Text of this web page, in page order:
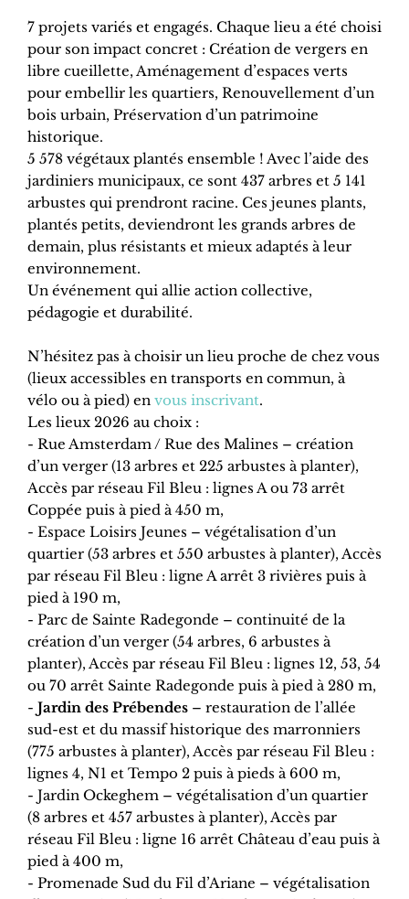
7 projets variés et engagés. Chaque lieu a été choisi
pour son impact concret : Création de vergers en
libre cueillette, Aménagement d’espaces verts
pour embellir les quartiers, Renouvellement d’un
bois urbain, Préservation d’un patrimoine
historique.
5 578 végétaux plantés ensemble ! Avec l’aide des
jardiniers municipaux, ce sont 437 arbres et 5 141
arbustes qui prendront racine. Ces jeunes plants,
plantés petits, deviendront les grands arbres de
demain, plus résistants et mieux adaptés à leur
environnement.
Un événement qui allie action collective,
pédagogie et durabilité.
N’hésitez pas à choisir un lieu proche de chez vous
(lieux accessibles en transports en commun, à
vélo ou à pied) en vous inscrivant.
Les lieux 2026 au choix :
- Rue Amsterdam / Rue des Malines – création
d’un verger (13 arbres et 225 arbustes à planter),
Accès par réseau Fil Bleu : lignes A ou 73 arrêt
Coppée puis à pied à 450 m,
- Espace Loisirs Jeunes – végétalisation d’un
quartier (53 arbres et 550 arbustes à planter), Accès
par réseau Fil Bleu : ligne A arrêt 3 rivières puis à
pied à 190 m,
- Parc de Sainte Radegonde – continuité de la
création d’un verger (54 arbres, 6 arbustes à
planter), Accès par réseau Fil Bleu : lignes 12, 53, 54
ou 70 arrêt Sainte Radegonde puis à pied à 280 m,
- Jardin des Prébendes – restauration de l’allée
sud-est et du massif historique des marronniers
(775 arbustes à planter), Accès par réseau Fil Bleu :
lignes 4, N1 et Tempo 2 puis à pieds à 600 m,
- Jardin Ockeghem – végétalisation d’un quartier
(8 arbres et 457 arbustes à planter), Accès par
réseau Fil Bleu : ligne 16 arrêt Château d’eau puis à
pied à 400 m,
- Promenade Sud du Fil d’Ariane – végétalisation